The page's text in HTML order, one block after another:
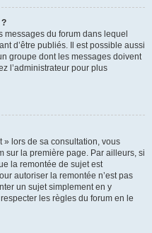
messages du forum dans lequel
d’être publiés. Il est possible aussi
groupe dont les messages doivent
l’administrateur pour plus
» lors de sa consultation, vous
sur la première page. Par ailleurs, si
la remontée de sujet est
autoriser la remontée n’est pas
un sujet simplement en y
les règles du forum en le